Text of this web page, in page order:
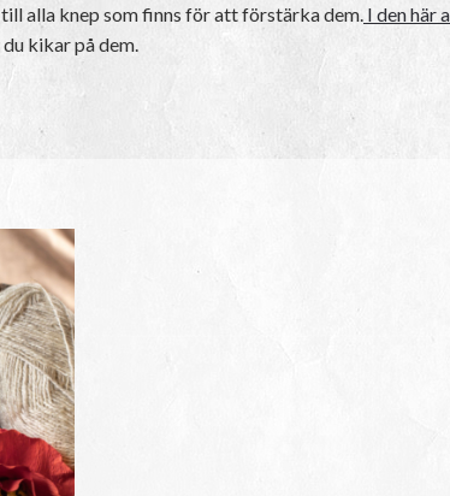
alla knep som finns för att förstärka dem. I den här
kikar på dem.